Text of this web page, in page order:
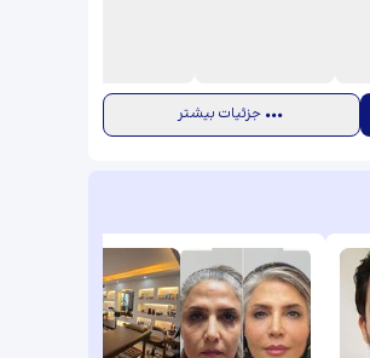
جزئیات بیشتر